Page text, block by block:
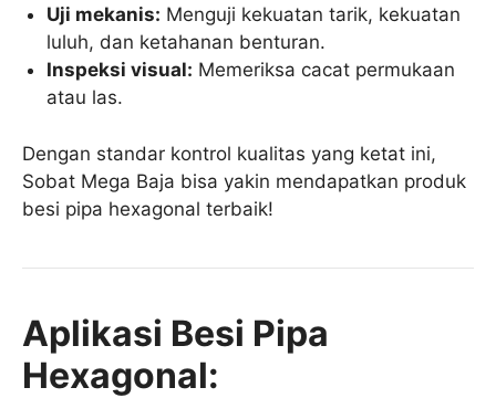
Uji mekanis: Menguji kekuatan tarik, kekuatan
luluh, dan ketahanan benturan.
Inspeksi visual: Memeriksa cacat permukaan
atau las.
Dengan standar kontrol kualitas yang ketat ini,
Sobat Mega Baja bisa yakin mendapatkan produk
besi pipa hexagonal terbaik!
Aplikasi Besi Pipa
Hexagonal: